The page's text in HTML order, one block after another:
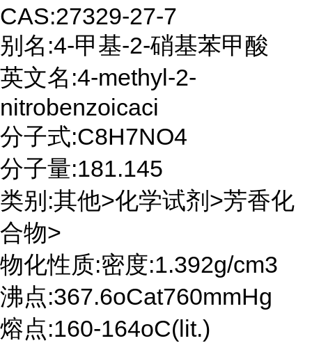
CAS:27329-27-7
别名:4-甲基-2-硝基苯甲酸
英文名:4-methyl-2-
nitrobenzoicaci
分子式:C8H7NO4
分子量:181.145
类别:其他>化学试剂>芳香化
合物>
物化性质:密度:1.392g/cm3
沸点:367.6oCat760mmHg
熔点:160-164oC(lit.)